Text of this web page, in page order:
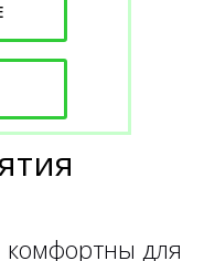
для